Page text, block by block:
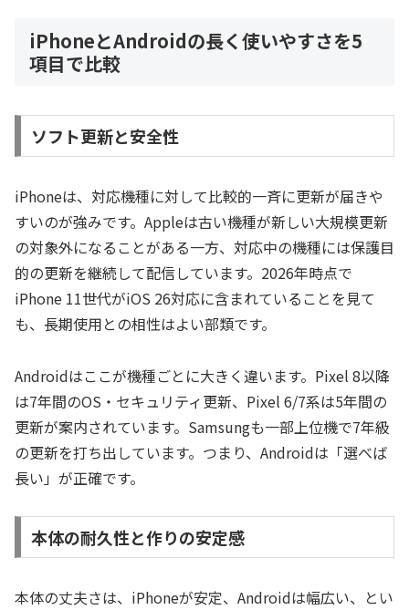
iPhoneとAndroidの長く使いやすさを5
項目で比較
ソフト更新と安全性
iPhoneは、対応機種に対して比較的一斉に更新が届きや
すいのが強みです。Appleは古い機種が新しい大規模更新
の対象外になることがある一方、対応中の機種には保護目
的の更新を継続して配信しています。2026年時点で
iPhone 11世代がiOS 26対応に含まれていることを見て
も、長期使用との相性はよい部類です。
Androidはここが機種ごとに大きく違います。Pixel 8以降
は7年間のOS・セキュリティ更新、Pixel 6/7系は5年間の
更新が案内されています。Samsungも一部上位機で7年級
の更新を打ち出しています。つまり、Androidは「選べば
長い」が正確です。
本体の耐久性と作りの安定感
本体の丈夫さは、iPhoneが安定、Androidは幅広い、とい